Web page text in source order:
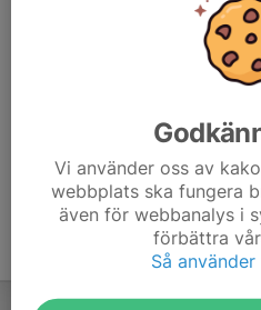
jimmerfors123@gmail.com
070-699 26 41
Vi använder oss av
webbplats ska fungera
även för webbanalys i
förbättra
Så